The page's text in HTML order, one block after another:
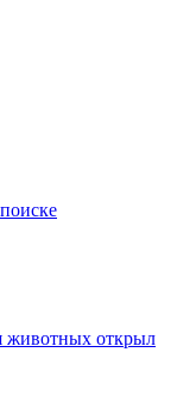
животных открыл